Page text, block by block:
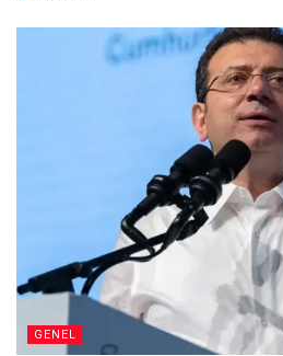
GENEL